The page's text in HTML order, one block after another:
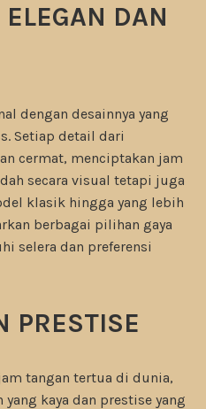
DAN
dengan desainnya yang
Setiap detail dari
cermat, menciptakan jam
secara visual tetapi juga
klasik hingga yang lebih
berbagai pilihan gaya
selera dan preferensi
PRESTISE
tangan tertua di dunia,
kaya dan prestise yang